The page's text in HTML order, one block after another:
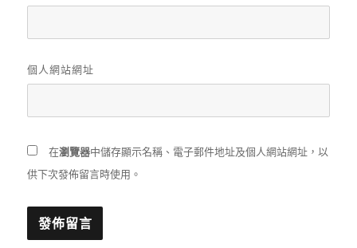
個人網站網址
在瀏覽器中儲存顯示名稱、電子郵件地址及個人網站網址，以
供下次發佈留言時使用。